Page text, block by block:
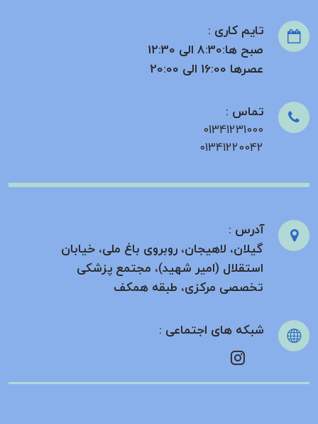
تایم کاری :
صبح ها:8:30 الی 12:30
عصرها 16:00 الی 20:00
تماس :
01341231000
01341220042
آدرس :
گیلان، لاهیجان، روبروی باغ ملی، خیابان
استقلال (امیر شهید)، مجتمع پزشکی
تخصصی مرکزی، طبقه همکف
شبکه های اجتماعی :